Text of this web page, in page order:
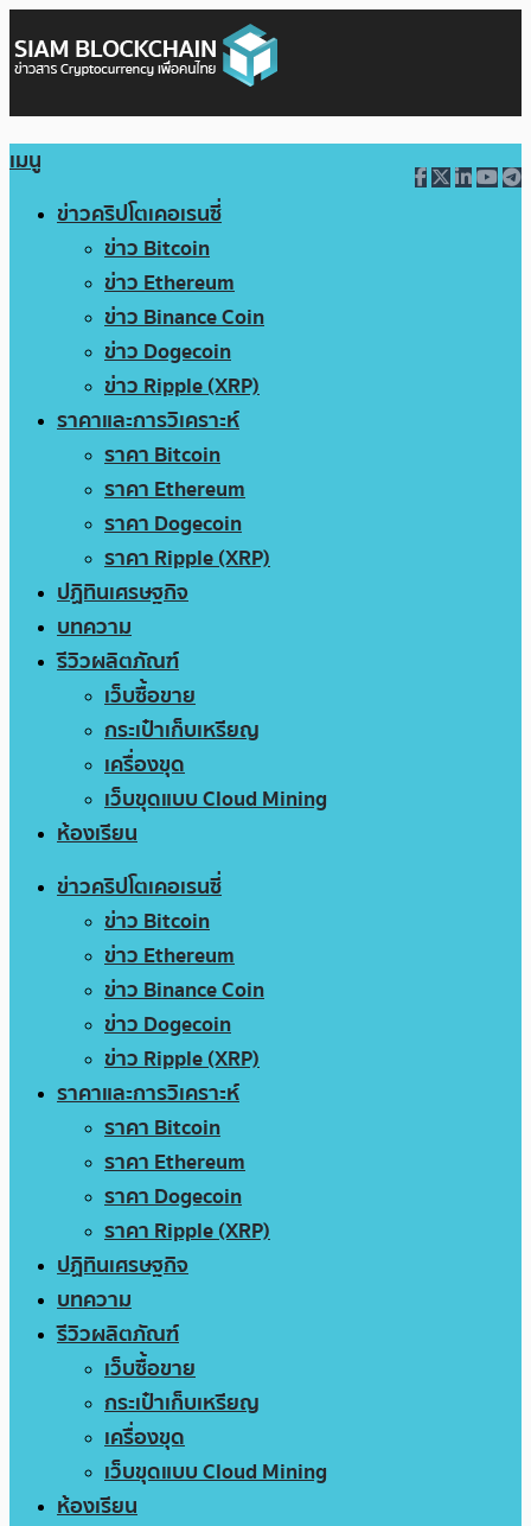
เมนู
ข่าวคริปโตเคอเรนซี่
ข่าว Bitcoin
ข่าว Ethereum
ข่าว Binance Coin
ข่าว Dogecoin
ข่าว Ripple (XRP)
ราคาและการวิเคราะห์
ราคา Bitcoin
ราคา Ethereum
ราคา Dogecoin
ราคา Ripple (XRP)
ปฏิทินเศรษฐกิจ
บทความ
รีวิวผลิตภัณฑ์
เว็บซื้อขาย
กระเป๋าเก็บเหรียญ
เครื่องขุด
เว็บขุดแบบ Cloud Mining
ห้องเรียน
ข่าวคริปโตเคอเรนซี่
ข่าว Bitcoin
ข่าว Ethereum
ข่าว Binance Coin
ข่าว Dogecoin
ข่าว Ripple (XRP)
ราคาและการวิเคราะห์
ราคา Bitcoin
ราคา Ethereum
ราคา Dogecoin
ราคา Ripple (XRP)
ปฏิทินเศรษฐกิจ
บทความ
รีวิวผลิตภัณฑ์
เว็บซื้อขาย
กระเป๋าเก็บเหรียญ
เครื่องขุด
เว็บขุดแบบ Cloud Mining
ห้องเรียน